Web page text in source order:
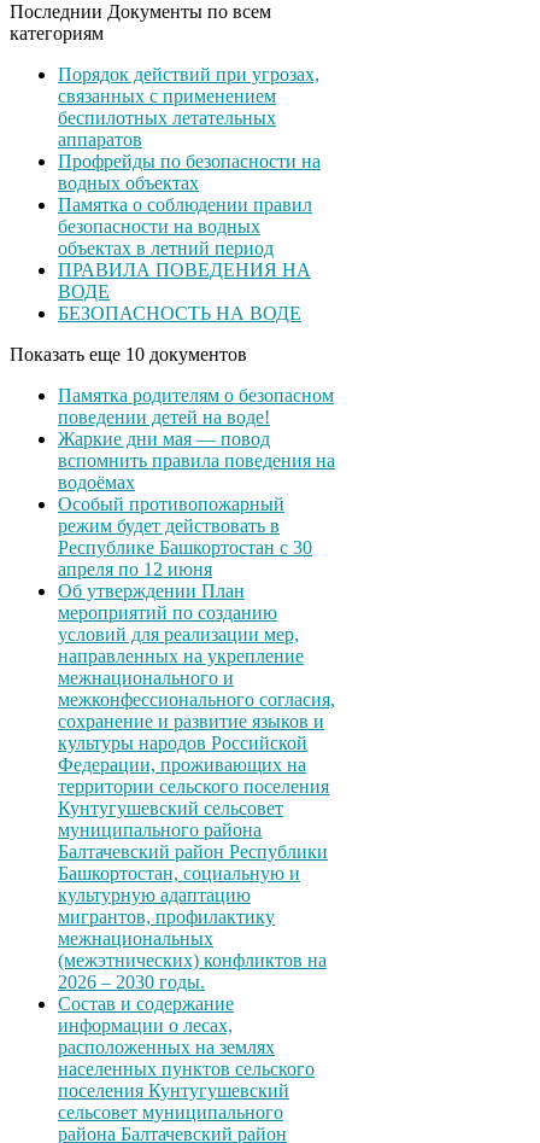
Последнии Документы по всем
категориям
Порядок действий при угрозах,
связанных с применением
беспилотных летательных
аппаратов
Профрейды по безопасности на
водных объектах
Памятка о соблюдении правил
безопасности на водных
объектах в летний период
ПРАВИЛА ПОВЕДЕНИЯ НА
ВОДЕ
БЕЗОПАСНОСТЬ НА ВОДЕ
Показать еще 10 документов
Памятка родителям о безопасном
поведении детей на воде!
Жаркие дни мая — повод
вспомнить правила поведения на
водоёмах
Особый противопожарный
режим будет действовать в
Республике Башкортостан с 30
апреля по 12 июня
Об утверждении План
мероприятий по созданию
условий для реализации мер,
направленных на укрепление
межнационального и
межконфессионального согласия,
сохранение и развитие языков и
культуры народов Российской
Федерации, проживающих на
территории сельского поселения
Кунтугушевский сельсовет
муниципального района
Балтачевский район Республики
Башкортостан, социальную и
культурную адаптацию
мигрантов, профилактику
межнациональных
(межэтнических) конфликтов на
2026 – 2030 годы.
Состав и содержание
информации о лесах,
расположенных на землях
населенных пунктов сельского
поселения Кунтугушевский
сельсовет муниципального
района Балтачевский район